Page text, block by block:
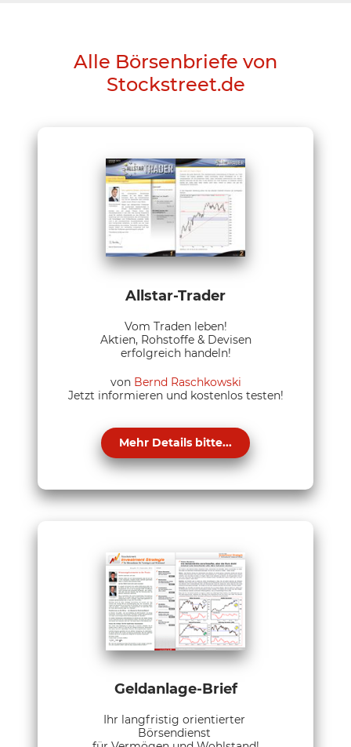
Alle Börsenbriefe von
Stockstreet.de
Allstar-Trader
Vom Traden leben!
Aktien, Rohstoffe & Devisen
erfolgreich handeln!
von Bernd Raschkowski
Jetzt informieren und kostenlos testen!
Mehr Details bitte...
Geldanlage-Brief
Ihr langfristig orientierter
Börsendienst